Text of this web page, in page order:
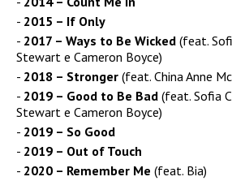
2015 – If Only
2017 – Ways to Be Wicked (feat.
Stewart e Cameron Boyce)
2018 – Stronger (feat. China Anne
2019 – Good to Be Bad (feat. Sofia
Stewart e Cameron Boyce)
2019 – So Good
2019 – Out of Touch
2020 – Remember Me (feat. Bia)